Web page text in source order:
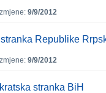
9/9/2012
Republike
9/9/2012
stranka BiH